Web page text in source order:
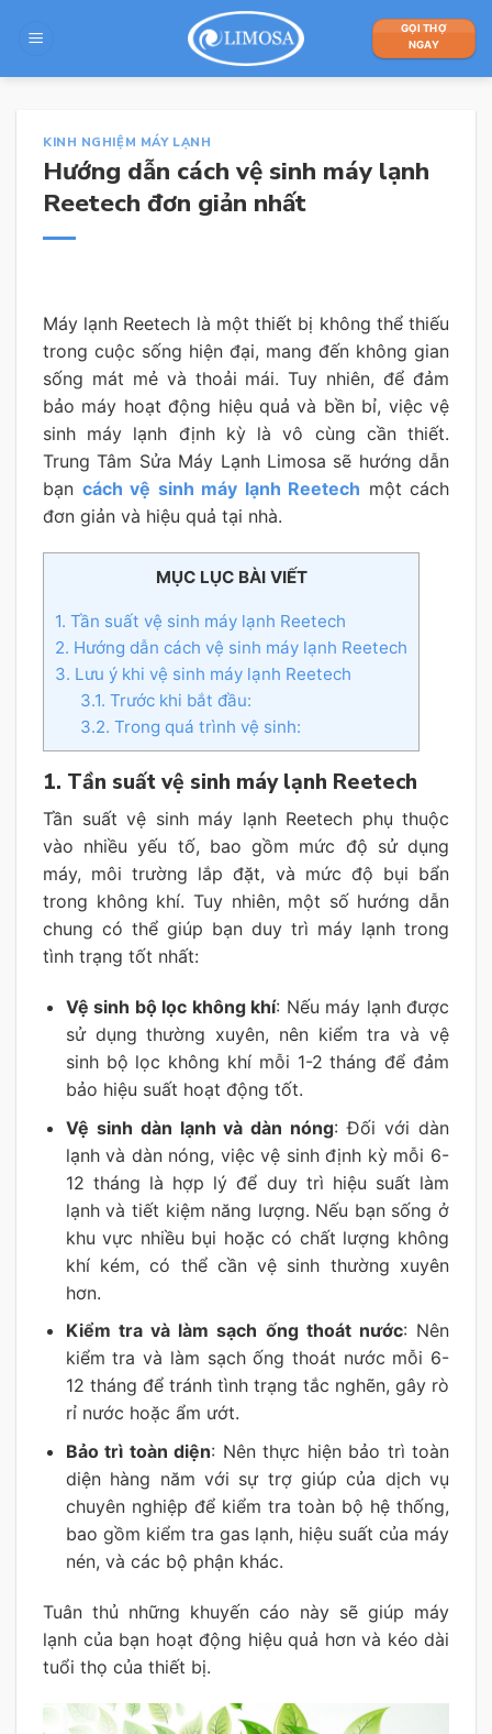
GỌI THỢ
NGAY
KINH NGHIỆM MÁY LẠNH
Hướng dẫn cách vệ sinh máy lạnh
Reetech đơn giản nhất
Máy lạnh Reetech là một thiết bị không thể thiếu
trong cuộc sống hiện đại, mang đến không gian
sống mát mẻ và thoải mái. Tuy nhiên, để đảm
bảo máy hoạt động hiệu quả và bền bỉ, việc vệ
sinh máy lạnh định kỳ là vô cùng cần thiết.
Trung Tâm Sửa Máy Lạnh Limosa sẽ hướng dẫn
bạn cách vệ sinh máy lạnh Reetech một cách
đơn giản và hiệu quả tại nhà.
MỤC LỤC BÀI VIẾT
1. Tần suất vệ sinh máy lạnh Reetech
2. Hướng dẫn cách vệ sinh máy lạnh Reetech
3. Lưu ý khi vệ sinh máy lạnh Reetech
3.1. Trước khi bắt đầu:
3.2. Trong quá trình vệ sinh:
1. Tần suất vệ sinh máy lạnh Reetech
Tần suất vệ sinh máy lạnh Reetech phụ thuộc
vào nhiều yếu tố, bao gồm mức độ sử dụng
máy, môi trường lắp đặt, và mức độ bụi bẩn
trong không khí. Tuy nhiên, một số hướng dẫn
chung có thể giúp bạn duy trì máy lạnh trong
tình trạng tốt nhất:
Vệ sinh bộ lọc không khí: Nếu máy lạnh được
sử dụng thường xuyên, nên kiểm tra và vệ
sinh bộ lọc không khí mỗi 1-2 tháng để đảm
bảo hiệu suất hoạt động tốt.
Vệ sinh dàn lạnh và dàn nóng: Đối với dàn
lạnh và dàn nóng, việc vệ sinh định kỳ mỗi 6-
12 tháng là hợp lý để duy trì hiệu suất làm
lạnh và tiết kiệm năng lượng. Nếu bạn sống ở
khu vực nhiều bụi hoặc có chất lượng không
khí kém, có thể cần vệ sinh thường xuyên
hơn.
Kiểm tra và làm sạch ống thoát nước: Nên
kiểm tra và làm sạch ống thoát nước mỗi 6-
12 tháng để tránh tình trạng tắc nghẽn, gây rò
rỉ nước hoặc ẩm ướt.
Bảo trì toàn diện: Nên thực hiện bảo trì toàn
diện hàng năm với sự trợ giúp của dịch vụ
chuyên nghiệp để kiểm tra toàn bộ hệ thống,
bao gồm kiểm tra gas lạnh, hiệu suất của máy
nén, và các bộ phận khác.
Tuân thủ những khuyến cáo này sẽ giúp máy
lạnh của bạn hoạt động hiệu quả hơn và kéo dài
tuổi thọ của thiết bị.